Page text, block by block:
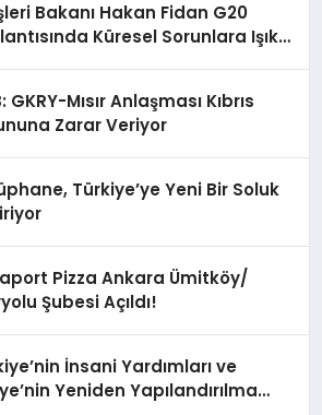
Bakanı Hakan Fidan G20
Küresel Sorunlara Işık
GKRY-Mısır Anlaşması Kıbrıs
Zarar Veriyor
Türkiye’ye Yeni Bir Soluk
Pizza Ankara Ümitköy/
Şubesi Açıldı!
İnsani Yardımları ve
Yeniden Yapılandırılma